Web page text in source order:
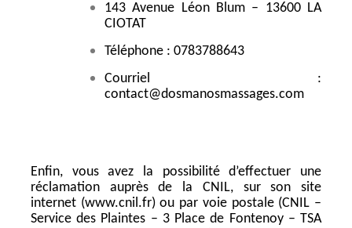
143 Avenue Léon Blum – 13600 LA
CIOTAT
Téléphone : 0783788643
Courriel :
contact@dosmanosmassages.com
Enfin, vous avez la possibilité d’effectuer une
réclamation auprès de la CNIL, sur son site
internet (www.cnil.fr) ou par voie postale (CNIL –
Service des Plaintes – 3 Place de Fontenoy – TSA